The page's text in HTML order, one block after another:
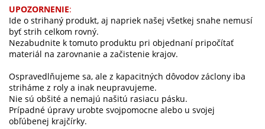
UPOZORNENIE:
Ide o strihaný produkt, aj napriek našej všetkej snahe nemusí
byť strih celkom rovný.
Nezabudnite k tomuto produktu pri objednaní pripočítať
materiál na zarovnanie a začistenie krajov.
Ospravedlňujeme sa, ale z kapacitných dôvodov záclony iba
striháme z roly a inak neupravujeme.
Nie sú obšité a nemajú našitú rasiacu pásku.
Prípadné úpravy urobte svojpomocne alebo u svojej
obľúbenej krajčírky.